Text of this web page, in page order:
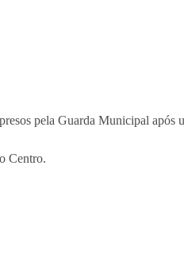
pela Guarda Municipal após
Centro.